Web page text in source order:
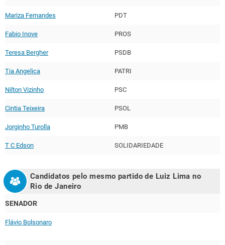
Mariza Fernandes PDT
Fabio Inove PROS
Teresa Bergher PSDB
Tia Angelica PATRI
Nilton Vizinho PSC
Cintia Teixeira PSOL
Jorginho Turolla PMB
T C Edson SOLIDARIEDADE
Candidatos pelo mesmo partido de Luiz Lima no
Rio de Janeiro
SENADOR
Flávio Bolsonaro